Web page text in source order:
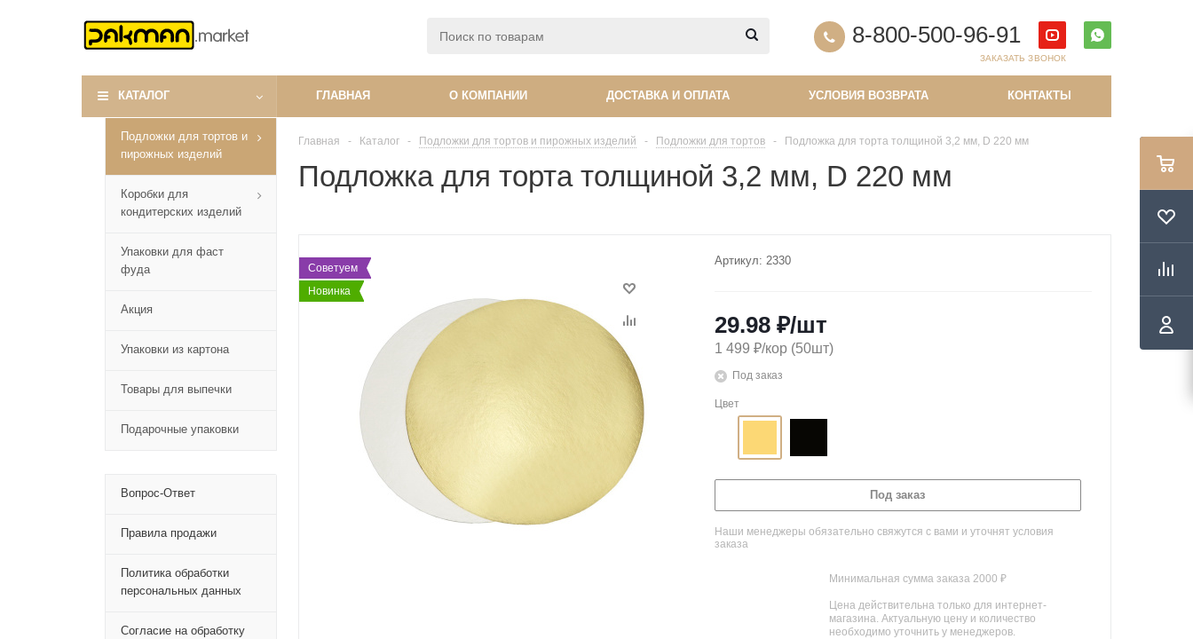
8-800-500-96-91
ЗАКАЗАТЬ ЗВОНОК
КАТАЛОГ ГЛАВНАЯ О КОМПАНИИ ДОСТАВКА И ОПЛАТА УСЛОВИЯ ВОЗВРАТА КОНТАКТЫ
Подложки для тортов и
пирожных изделий
Коробки для
кондитерских изделий
Упаковки для фаст
фуда
Акция
Упаковки из картона
Товары для выпечки
Подарочные упаковки
Вопрос-Ответ
Правила продажи
Политика обработки
персональных данных
Согласие на обработку
Главная - Каталог - Подложки для тортов и пирожных изделий - Подложки для тортов - Подложка для торта толщиной 3,2 мм, D 220 мм
Подложка для торта толщиной 3,2 мм, D 220 мм
Советуем
Новинка
Артикул: 2330
29.98 ₽/шт
1 499 ₽/кор (50шт)
Под заказ
Цвет
Под заказ
Наши менеджеры обязательно свяжутся с вами и уточнят условия
заказа
Минимальная сумма заказа 2000 ₽
Цена действительна только для интернет-
магазина. Актуальную цену и количество
необходимо уточнить у менеджеров.